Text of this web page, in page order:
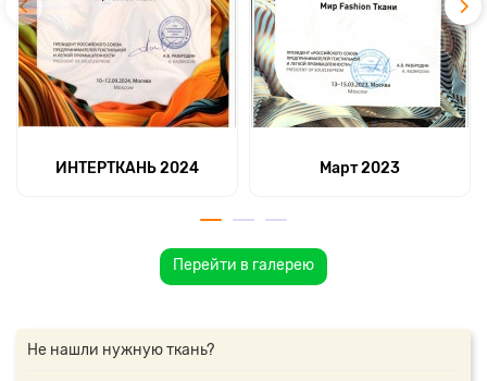
ИНТЕРТКАНЬ 2024 Март 2023
Перейти в галерею
Не нашли нужную ткань?